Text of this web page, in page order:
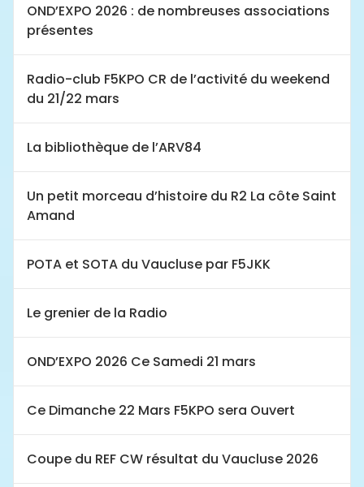
OND’EXPO 2026 : de nombreuses associations
présentes
Radio-club F5KPO CR de l’activité du weekend
du 21/22 mars
La bibliothèque de l’ARV84
Un petit morceau d’histoire du R2 La côte Saint
Amand
POTA et SOTA du Vaucluse par F5JKK
Le grenier de la Radio
OND’EXPO 2026 Ce Samedi 21 mars
Ce Dimanche 22 Mars F5KPO sera Ouvert
Coupe du REF CW résultat du Vaucluse 2026